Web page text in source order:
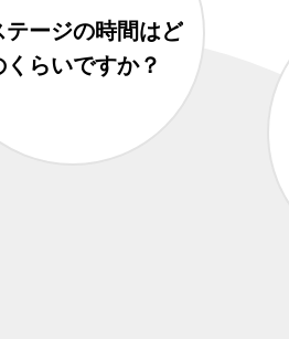
テージの時間はど
くらいですか？